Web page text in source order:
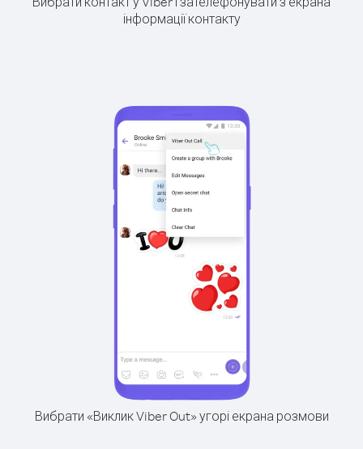
інформації контакту
Вибрати «Виклик Viber Out» угорі екрана розмови